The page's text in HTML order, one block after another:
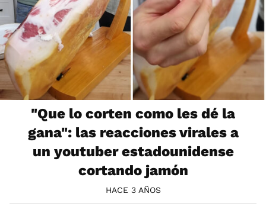
"Que lo corten como les dé la
gana": las reacciones virales a
un youtuber estadounidense
cortando jamón
HACE 3 AÑOS